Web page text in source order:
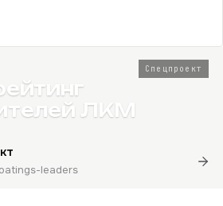
Спецпроект
ЛКМ
leaders